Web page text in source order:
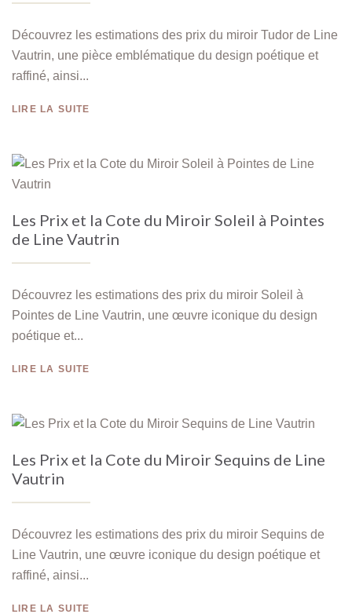
Découvrez les estimations des prix du miroir Tudor de Line
Vautrin, une pièce emblématique du design poétique et
raffiné, ainsi...
LIRE LA SUITE
Les Prix et la Cote du Miroir Soleil à Pointes
de Line Vautrin
Découvrez les estimations des prix du miroir Soleil à
Pointes de Line Vautrin, une œuvre iconique du design
poétique et...
LIRE LA SUITE
Les Prix et la Cote du Miroir Sequins de Line
Vautrin
Découvrez les estimations des prix du miroir Sequins de
Line Vautrin, une œuvre iconique du design poétique et
raffiné, ainsi...
LIRE LA SUITE